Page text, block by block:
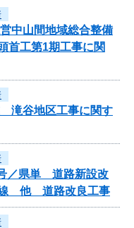
中山間地域総合整備
工第1期工事に関
滝谷地区工事に関す
／県単 道路新設改
線 他 道路改良工事